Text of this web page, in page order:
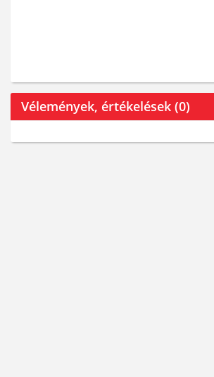
Vélemények, értékelések (0)